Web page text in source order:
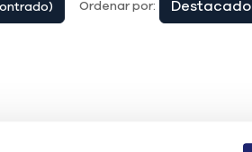
Ordenar por: Destacado